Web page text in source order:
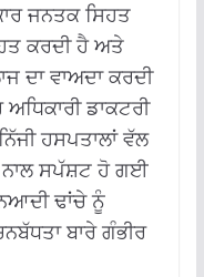
ਜਨਤਕ ਸਿਹਤ
ਕਰਦੀ ਹੈ ਅਤੇ
ਦਾ ਵਾਅਦਾ ਕਰਦੀ
ਡਾਕਟਰੀ
ਹਸਪਤਾਲਾਂ ਵੱਲ
ਸਪੱਸ਼ਟ ਹੋ ਗਈ
ਢਾਂਚੇ ਨੂੰ
ਬਾਰੇ ਗੰਭੀਰ